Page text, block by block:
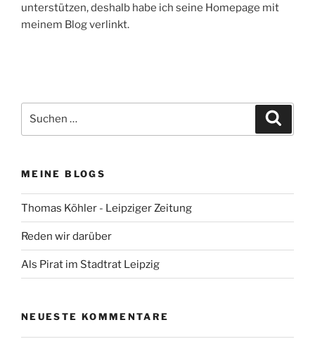
unterstützen, deshalb habe ich seine Homepage mit
meinem Blog verlinkt.
nach:
MEINE BLOGS
Thomas Köhler - Leipziger Zeitung
Reden wir darüber
Als Pirat im Stadtrat Leipzig
NEUESTE KOMMENTARE